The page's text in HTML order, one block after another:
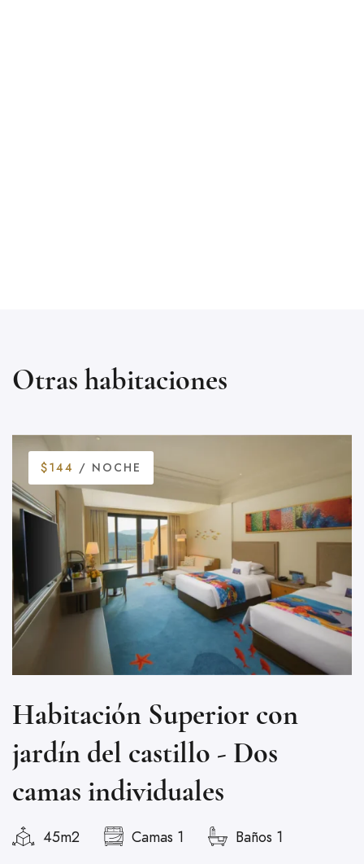
Otras habitaciones
$144 / NOCHE
Habitación Superior con
jardín del castillo - Dos
camas individuales
45m2 Camas 1
Baños 1